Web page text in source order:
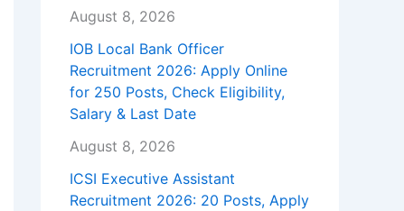
August 8, 2026
IOB Local Bank Officer
Recruitment 2026: Apply Online
for 250 Posts, Check Eligibility,
Salary & Last Date
August 8, 2026
ICSI Executive Assistant
Recruitment 2026: 20 Posts, Apply